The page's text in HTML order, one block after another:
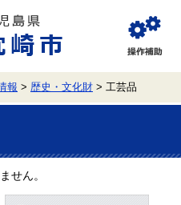
覧
補
助
報 > 歴史・文化財 > 工芸品
せん。